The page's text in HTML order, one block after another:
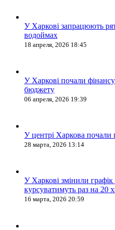
У Харкові запрацюють
водоймах
18 апреля, 2026 18:45
У Харкові почали
бюджету
06 апреля, 2026 19:39
У центрі Харкова
28 марта, 2026 13:14
У Харкові змінили графік
курсуватимуть раз на 20
16 марта, 2026 20:59